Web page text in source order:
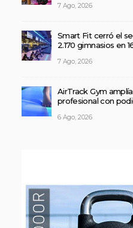
7 Ago, 2026
Smart Fit cerró el
2.170 gimnasios en
7 Ago, 2026
AirTrack Gym
profesional con
6 Ago, 2026